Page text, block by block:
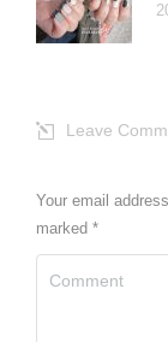
Leave
Your email
marked *